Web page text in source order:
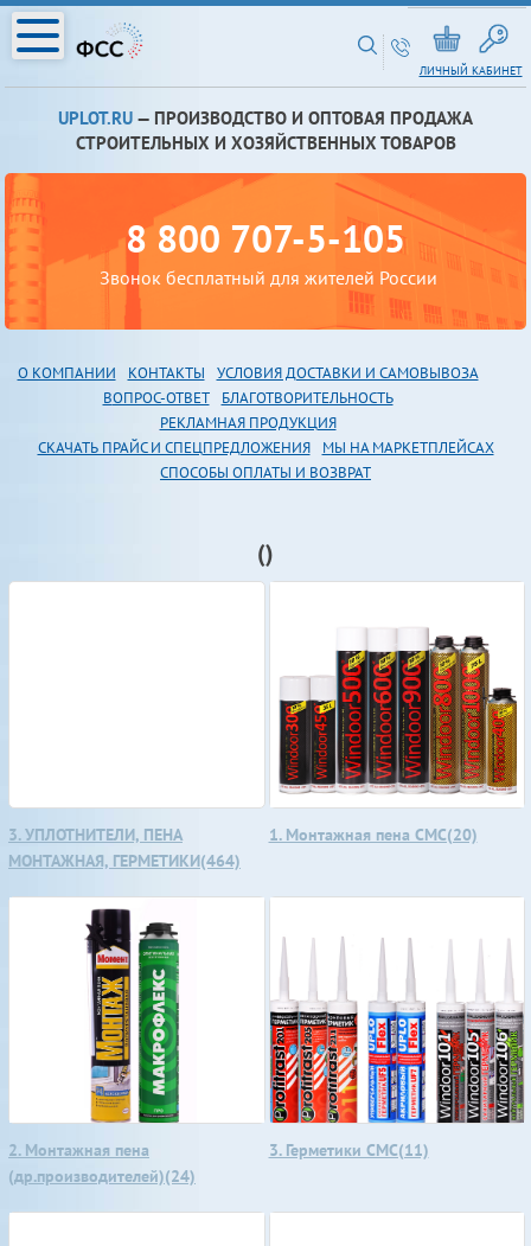
ЛИЧНЫЙ КАБИНЕТ
UPLOT.RU — ПРОИЗВОДСТВО И ОПТОВАЯ ПРОДАЖА
СТРОИТЕЛЬНЫХ И ХОЗЯЙСТВЕННЫХ ТОВАРОВ
8 800 707-5-105
Звонок бесплатный для жителей России
О КОМПАНИИ КОНТАКТЫ
УСЛОВИЯ ДОСТАВКИ И САМОВЫВОЗА
ВОПРОС-ОТВЕТ
БЛАГОТВОРИТЕЛЬНОСТЬ
РЕКЛАМНАЯ ПРОДУКЦИЯ
СКАЧАТЬ ПРАЙС И СПЕЦПРЕДЛОЖЕНИЯ
МЫ НА МАРКЕТПЛЕЙСАХ
СПОСОБЫ ОПЛАТЫ И ВОЗВРАТ
()
3. УПЛОТНИТЕЛИ, ПЕНА
МОНТАЖНАЯ, ГЕРМЕТИКИ(464)
1. Монтажная пена СМС(20)
2. Монтажная пена
(др.производителей)(24)
3. Герметики СМС(11)